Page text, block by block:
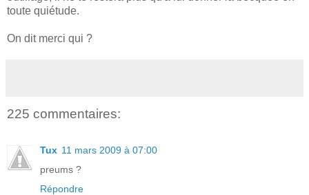
toute quiétude.
On dit merci qui ?
225 commentaires:
Tux 11 mars 2009 à 07:00
preums ?
Répondre